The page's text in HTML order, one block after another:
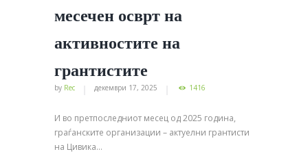
месечен осврт на
активностите на
грантистите
by Rec декември 17, 2025 1416
И во претпоследниот месец од 2025 година,
граѓанските организации – актуелни грантисти
на Цивика...